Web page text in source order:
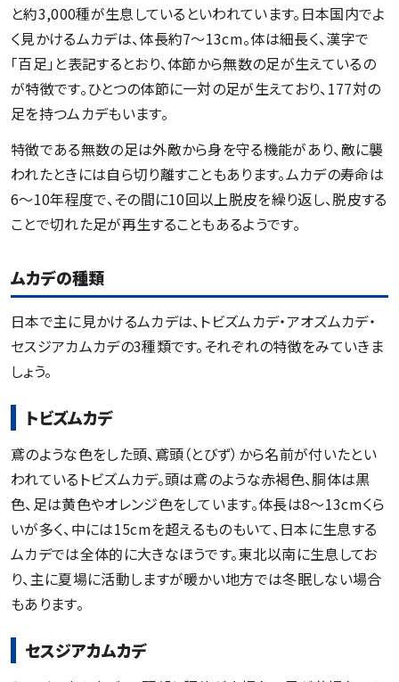
と約3,000種が生息しているといわれています。日本国内でよ
く見かけるムカデは、体長約7〜13cm。体は細長く、漢字で
「百足」と表記するとおり、体節から無数の足が生えているの
が特徴です。ひとつの体節に一対の足が生えており、177対の
足を持つムカデもいます。
特徴である無数の足は外敵から身を守る機能があり、敵に襲
われたときには自ら切り離すこともあります。ムカデの寿命は
6〜10年程度で、その間に10回以上脱皮を繰り返し、脱皮する
ことで切れた足が再生することもあるようです。
ムカデの種類
日本で主に見かけるムカデは、トビズムカデ・アオズムカデ・
セスジアカムカデの3種類です。それぞれの特徴をみていきま
しょう。
トビズムカデ
鳶のような色をした頭、鳶頭（とびず）から名前が付いたとい
われているトビズムカデ。頭は鳶のような赤褐色、胴体は黒
色、足は黄色やオレンジ色をしています。体長は8〜13cmくら
いが多く、中には15cmを超えるものもいて、日本に生息する
ムカデでは全体的に大きなほうです。東北以南に生息してお
り、主に夏場に活動しますが暖かい地方では冬眠しない場合
もあります。
セスジアカムカデ